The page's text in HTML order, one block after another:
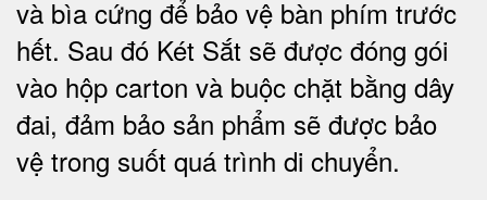
và bìa cứng để bảo vệ bàn phím trước
hết. Sau đó Két Sắt sẽ được đóng gói
vào hộp carton và buộc chặt bằng dây
đai, đảm bảo sản phẩm sẽ được bảo
vệ trong suốt quá trình di chuyển.